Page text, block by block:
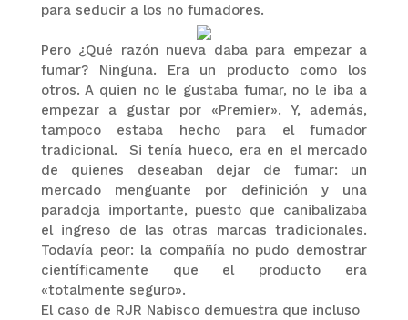
para seducir a los no fumadores.
Pero ¿Qué razón nueva daba para empezar a
fumar? Ninguna. Era un producto como los
otros. A quien no le gustaba fumar, no le iba a
empezar a gustar por «Premier». Y, además,
tampoco estaba hecho para el fumador
tradicional. Si tenía hueco, era en el mercado
de quienes deseaban dejar de fumar: un
mercado menguante por definición y una
paradoja importante, puesto que canibalizaba
el ingreso de las otras marcas tradicionales.
Todavía peor: la compañía no pudo demostrar
científicamente que el producto era
«totalmente seguro».
El caso de RJR Nabisco demuestra que incluso